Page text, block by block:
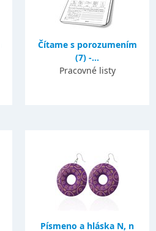
Čítame s porozumením
(7) -...
Pracovné listy
Písmeno a hláska N, n